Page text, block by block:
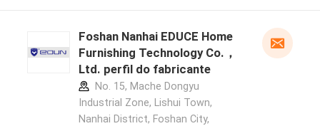
Foshan Nanhai EDUCE Home
Furnishing Technology Co.，
Ltd. perfil do fabricante
No. 15, Mache Dongyu
Industrial Zone, Lishui Town,
Nanhai District, Foshan City,